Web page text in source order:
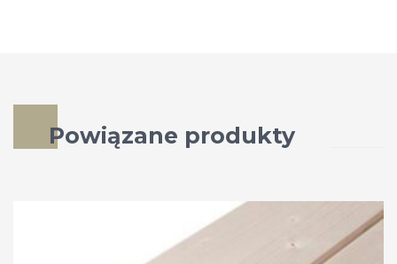
Powiązane produkty